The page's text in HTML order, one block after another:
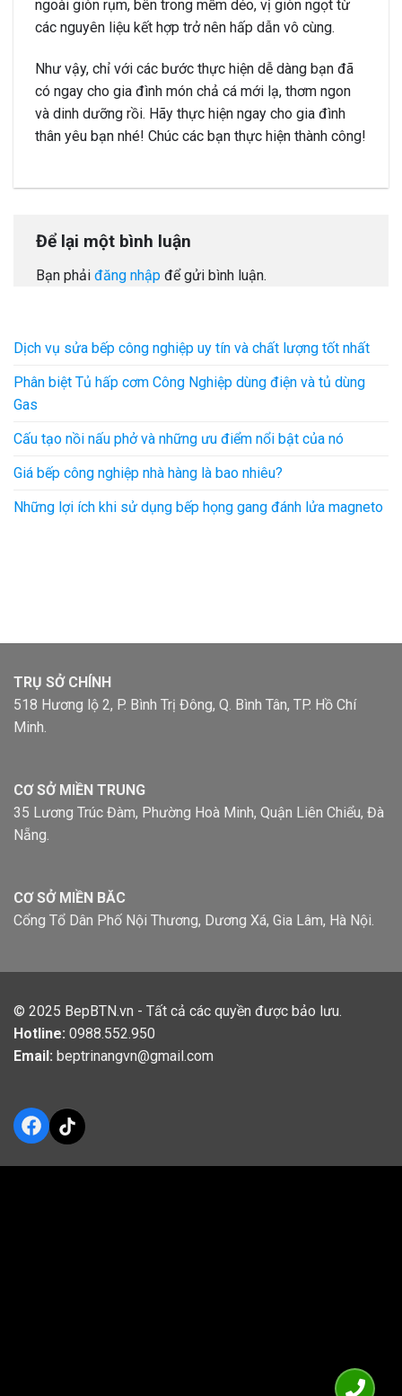
ngoài giòn rụm, bên trong mềm dẻo, vị giòn ngọt từ
các nguyên liệu kết hợp trở nên hấp dẫn vô cùng.
Như vậy, chỉ với các bước thực hiện dễ dàng bạn đã
có ngay cho gia đình món chả cá mới lạ, thơm ngon
và dinh dưỡng rồi. Hãy thực hiện ngay cho gia đình
thân yêu bạn nhé! Chúc các bạn thực hiện thành công!
Để lại một bình luận
Bạn phải đăng nhập để gửi bình luận.
Dịch vụ sửa bếp công nghiệp uy tín và chất lượng tốt nhất
Phân biệt Tủ hấp cơm Công Nghiệp dùng điện và tủ dùng
Gas
Cấu tạo nồi nấu phở và những ưu điểm nổi bật của nó
Giá bếp công nghiệp nhà hàng là bao nhiêu?
Những lợi ích khi sử dụng bếp họng gang đánh lửa magneto
TRỤ SỞ CHÍNH
518 Hương lộ 2, P. Bình Trị Đông, Q. Bình Tân, TP. Hồ Chí
Minh.
CƠ SỞ MIỀN TRUNG
35 Lương Trúc Đàm, Phường Hoà Minh, Quận Liên Chiểu, Đà
Nẵng.
CƠ SỞ MIỀN BĂC
Cổng Tổ Dân Phố Nội Thương, Dương Xá, Gia Lâm, Hà Nội.
© 2025 BepBTN.vn - Tất cả các quyền được bảo lưu.
Hotline: 0988.552.950
Email: beptrinangvn@gmail.com
Facebook
TikTok